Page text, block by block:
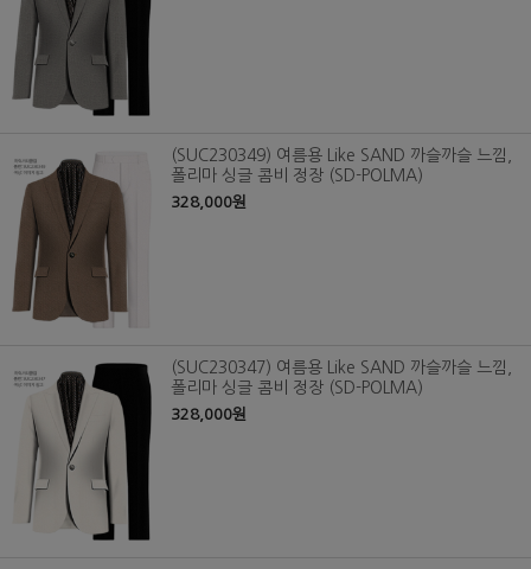
(SUC230349) 여름용 Like SAND 까슬까슬 느낌,
폴리마 싱글 콤비 정장 (SD-POLMA)
328,000원
(SUC230347) 여름용 Like SAND 까슬까슬 느낌,
폴리마 싱글 콤비 정장 (SD-POLMA)
328,000원